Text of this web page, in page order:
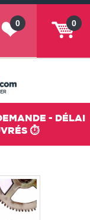
0
0
- DÉLAI
⏱️